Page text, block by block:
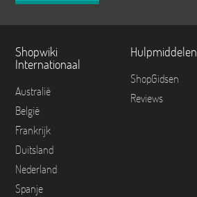
Shopwiki
Internationaal
Australië
België
Frankrijk
Duitsland
Nederland
Spanje
Hulpmiddelen
ShopGidsen
Reviews